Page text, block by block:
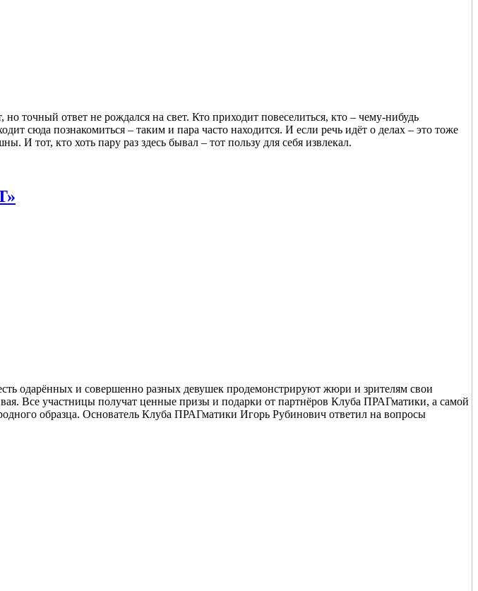
точный ответ не рождался на свет. Кто приходит повеселиться, кто – чему-нибудь
сюда познакомиться – таким и пара часто находится. И если речь идёт о делах – это тоже
тот, кто хоть пару раз здесь бывал – тот пользу для себя извлекал.
одарённых и совершенно разных девушек продемонстрируют жюри и зрителям свои
Все участницы получат ценные призы и подарки от партнёров Клуба ПРАГматики, а самой
образца. Основатель Клуба ПРАГматики Игорь Рубинович ответил на вопросы